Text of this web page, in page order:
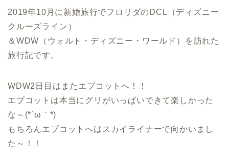
2019年10月に新婚旅行でフロリダのDCL（ディズニー
クルーズライン）
＆WDW（ウォルト・ディズニー・ワールド）を訪れた
旅行記です。
WDW2日目はまたエプコットへ！！
エプコットは本当にグリがいっぱいできて楽しかった
な～(*´ω｀*)
もちろんエプコットへはスカイライナーで向かいまし
た～！！